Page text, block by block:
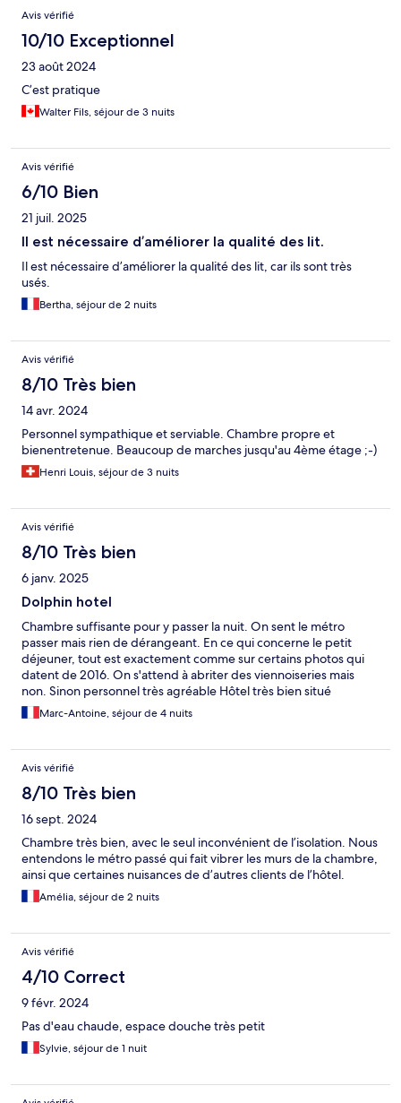
Avis vérifié
10/10 Exceptionnel
23 août 2024
C’est pratique
Walter Fils, séjour de 3 nuits
Avis vérifié
6/10 Bien
21 juil. 2025
Il est nécessaire d’améliorer la qualité des lit.
Il est nécessaire d’améliorer la qualité des lit, car ils sont très
usés.
Bertha, séjour de 2 nuits
Avis vérifié
8/10 Très bien
14 avr. 2024
Personnel sympathique et serviable. Chambre propre et
bienentretenue. Beaucoup de marches jusqu'au 4ème étage ;-)
Henri Louis, séjour de 3 nuits
Avis vérifié
8/10 Très bien
6 janv. 2025
Dolphin hotel
Chambre suffisante pour y passer la nuit. On sent le métro
passer mais rien de dérangeant. En ce qui concerne le petit
déjeuner, tout est exactement comme sur certains photos qui
datent de 2016. On s'attend à abriter des viennoiseries mais
non. Sinon personnel très agréable Hôtel très bien situé
Marc-Antoine, séjour de 4 nuits
Avis vérifié
8/10 Très bien
16 sept. 2024
Chambre très bien, avec le seul inconvénient de l’isolation. Nous
entendons le métro passé qui fait vibrer les murs de la chambre,
ainsi que certaines nuisances de d’autres clients de l’hôtel.
Amélia, séjour de 2 nuits
Avis vérifié
4/10 Correct
9 févr. 2024
Pas d'eau chaude, espace douche très petit
Sylvie, séjour de 1 nuit